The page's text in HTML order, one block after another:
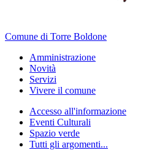
Comune di Torre Boldone
Amministrazione
Novità
Servizi
Vivere il comune
Accesso all'informazione
Eventi Culturali
Spazio verde
Tutti gli argomenti...